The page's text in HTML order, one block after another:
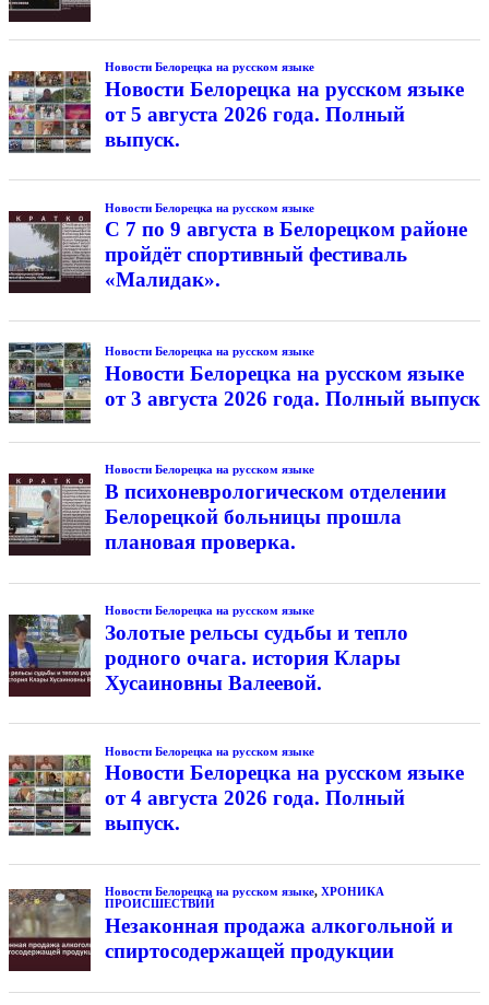
Новости Белорецка на русском языке
Новости Белорецка на русском языке
от 5 августа 2026 года. Полный
выпуск.
Новости Белорецка на русском языке
С 7 по 9 августа в Белорецком районе
пройдёт спортивный фестиваль
«Малидак».
Новости Белорецка на русском языке
Новости Белорецка на русском языке
от 3 августа 2026 года. Полный выпуск
Новости Белорецка на русском языке
В психоневрологическом отделении
Белорецкой больницы прошла
плановая проверка.
Новости Белорецка на русском языке
Золотые рельсы судьбы и тепло
родного очага. история Клары
Хусаиновны Валеевой.
Новости Белорецка на русском языке
Новости Белорецка на русском языке
от 4 августа 2026 года. Полный
выпуск.
Новости Белорецка на русском языке, ХРОНИКА
ПРОИСШЕСТВИЙ
Незаконная продажа алкогольной и
спиртосодержащей продукции